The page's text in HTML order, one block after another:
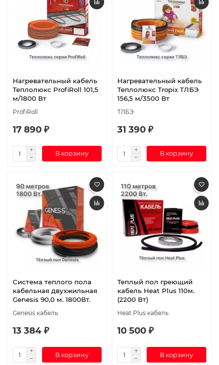
Нагревательный кабель
Теплолюкс ProfiRoll 101,5
м/1800 Вт
ProfiRoll
17 890 ₽
В корзину
Нагревательный кабель
Теплолюкс Tropix ТЛБЭ
156,5 м/3500 Вт
ТЛБЭ
31 390 ₽
В корзину
Система теплого пола
кабельная двухжильная
Genesis 90,0 м. 1800Вт.
Genesis кабель
13 384 ₽
В корзину
Теплый пол греющий
кабель Heat Plus 110м.
(2200 Вт)
Heat Plus кабель
10 500 ₽
В корзину